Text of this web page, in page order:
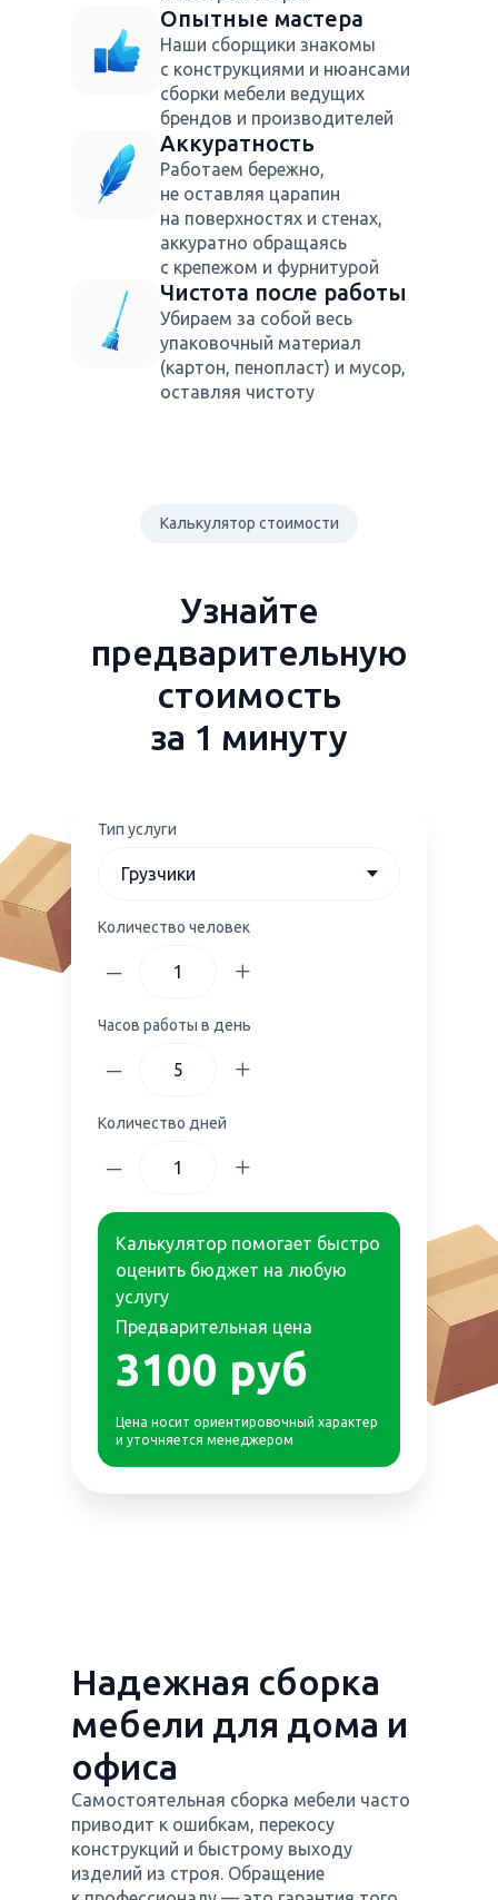
Опытные мастера
Наши сборщики знакомы
с конструкциями и нюансами
сборки мебели ведущих
брендов и производителей
Аккуратность
Работаем бережно,
не оставляя царапин
на поверхностях и стенах,
аккуратно обращаясь
с крепежом и фурнитурой
Чистота после работы
Убираем за собой весь
упаковочный материал
(картон, пенопласт) и мусор,
оставляя чистоту
Калькулятор стоимости
Узнайте
предварительную
стоимость
за 1 минуту
Тип услуги
Количество человек
– +
Часов работы в день
– +
Количество дней
– +
Калькулятор помогает быстро
оценить бюджет на любую
услугу
Предварительная цена
3100 руб
Цена носит ориентировочный характер
и уточняется менеджером
Надежная сборка
мебели для дома и
офиса
Самостоятельная сборка мебели часто
приводит к ошибкам, перекосу
конструкций и быстрому выходу
изделий из строя. Обращение